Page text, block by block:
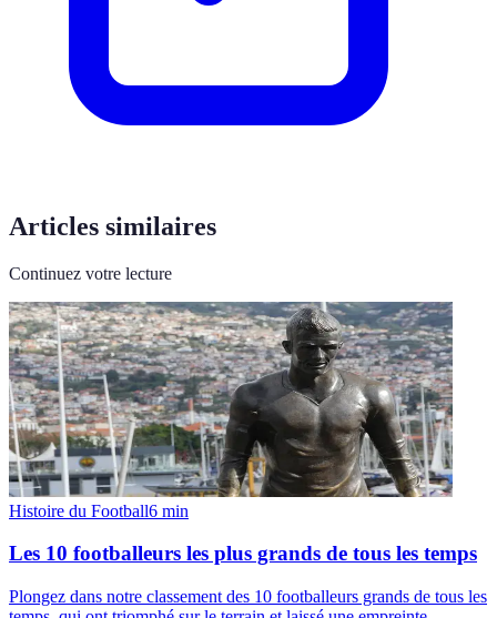
Articles similaires
Continuez votre lecture
Histoire du Football6 min
Les 10 footballeurs les plus grands de tous les temps
Plongez dans notre classement des 10 footballeurs grands de tous les